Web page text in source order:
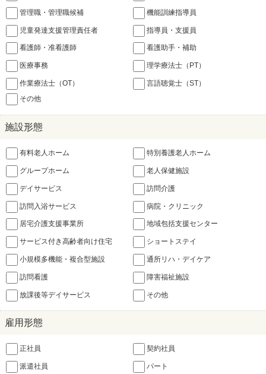
管理職・管理職候補 機能訓練指導員
児童発達支援管理責任者 指導員・支援員
看護師・准看護師 看護助手・補助
医療事務 理学療法士（PT）
作業療法士（OT）
言語聴覚士（ST）
その他
施設形態
有料老人ホーム 特別養護老人ホーム
グループホーム 老人保健施設
デイサービス 訪問介護
訪問入浴サービス 病院・クリニック
居宅介護支援事業所 地域包括支援センター
サービス付き高齢者向け住宅 ショートステイ
小規模多機能・複合型施設 通所リハ・デイケア
訪問看護 障害福祉施設
放課後等デイサービス その他
雇用形態
正社員 契約社員
派遣社員
パート